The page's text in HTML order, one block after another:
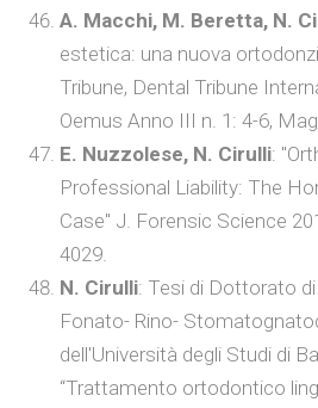
A. Macchi, M. Beretta, N.
estetica: una nuova
Tribune, Dental Tribune
Oemus Anno III n. 1: 4-6,
E. Nuzzolese, N. Cirulli:
Professional Liability: The
Case" J. Forensic Science
4029.
N. Cirulli: Tesi di Dottorato
Fonato- Rino-
dell'Università degli Studi di
“Trattamento ortodontico